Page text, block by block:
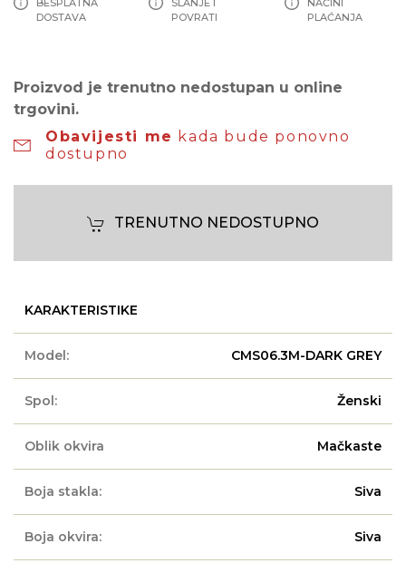
BESPLATNA
DOSTAVA
SLANJE I
POVRATI
NAČINI
PLAĆANJA
Proizvod je trenutno nedostupan u online
trgovini.
Obavijesti me kada bude ponovno
dostupno
TRENUTNO NEDOSTUPNO
KARAKTERISTIKE
Model: CMS06.3M-DARK GREY
Spol: Ženski
Oblik okvira Mačkaste
Boja stakla: Siva
Boja okvira: Siva